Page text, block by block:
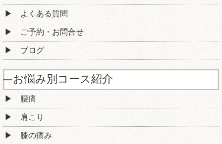
よくある質問
ご予約・お問合せ
ブログ
お悩み別コース紹介
腰痛
肩こり
膝の痛み